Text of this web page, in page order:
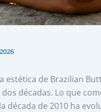
estética de Brazilian
décadas. Lo que
década de 2010 ha